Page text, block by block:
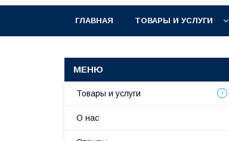
ГЛАВНАЯ ТОВАРЫ И УСЛУГИ
Товары и услуги
О нас